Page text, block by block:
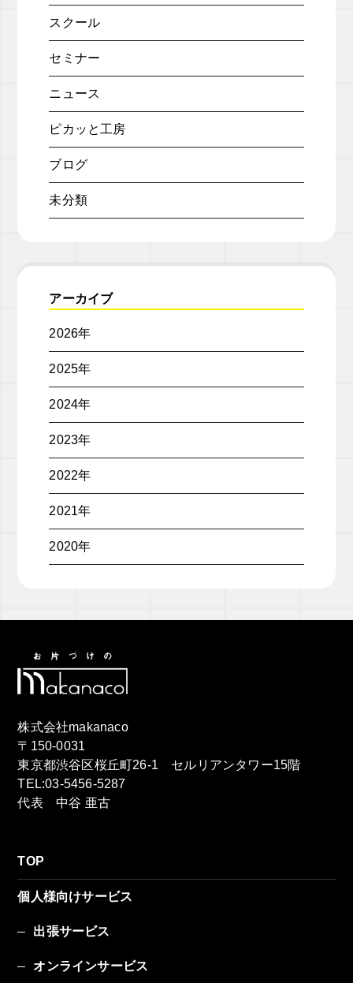
スクール
セミナー
ニュース
ピカッと工房
ブログ
未分類
アーカイブ
2026年
2025年
2024年
2023年
2022年
2021年
2020年
株式会社makanaco
〒150-0031
東京都渋谷区桜丘町26-1 セルリアンタワー15階
TEL:03-5456-5287
代表 中谷 亜古
TOP
個人様向けサービス
出張サービス
オンラインサービス